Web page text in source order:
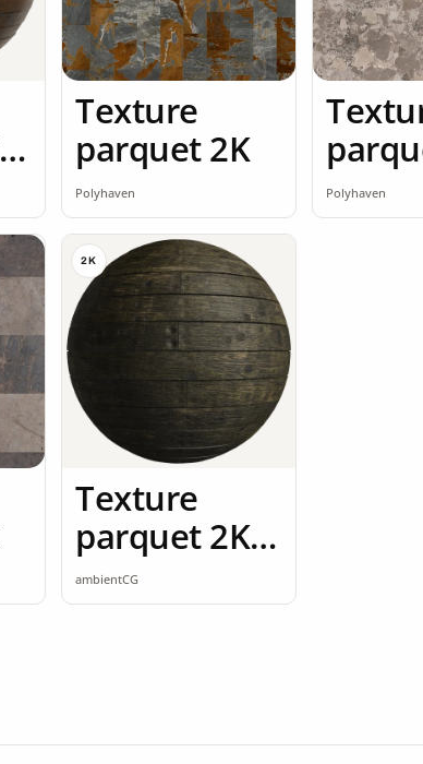
Texture
parquet 2K
Polyhaven Polyhaven
2K
Texture
parquet 2K
seamless
ambientCG